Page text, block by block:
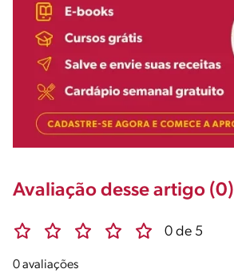
Avaliação desse artigo (0)
0 de 5
0 avaliações